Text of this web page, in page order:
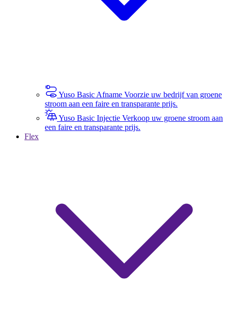
Yuso Basic Afname Voorzie uw bedrijf van groene
stroom aan een faire en transparante prijs.
Yuso Basic Injectie Verkoop uw groene stroom aan
een faire en transparante prijs.
Flex